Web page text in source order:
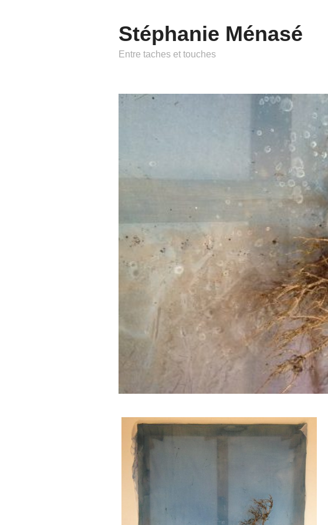
Stéphanie Ménasé
Entre taches et touches